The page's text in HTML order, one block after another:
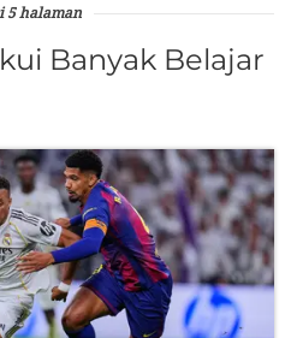
5 halaman
Banyak Belajar